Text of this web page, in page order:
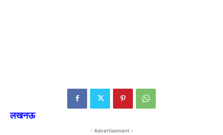
लखनऊ
- Advertisement -